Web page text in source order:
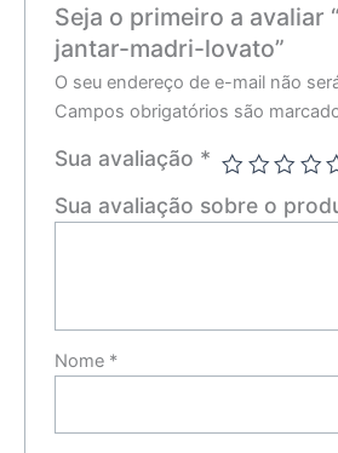
Seja o primeiro a avaliar
jantar-madri-lovato”
O seu endereço de e-mail não
Campos obrigatórios são
Sua avaliação *
Sua avaliação sobre o
Nome *